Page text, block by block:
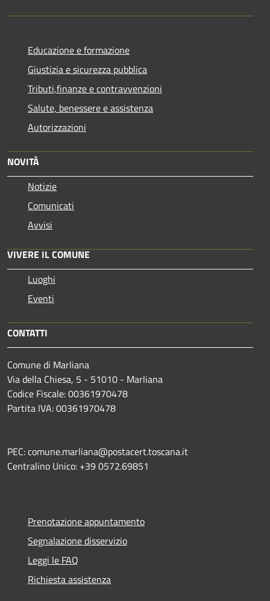
Educazione e formazione
Giustizia e sicurezza pubblica
Tributi,finanze e contravvenzioni
Salute, benessere e assistenza
Autorizzazioni
NOVITÀ
Notizie
Comunicati
Avvisi
VIVERE IL COMUNE
Luoghi
Eventi
CONTATTI
Comune di Marliana
Via della Chiesa, 5 - 51010 - Marliana
Codice Fiscale: 00361970478
Partita IVA: 00361970478
PEC: comune.marliana@postacert.toscana.it
Centralino Unico: +39 0572.69851
Prenotazione appuntamento
Segnalazione disservizio
Leggi le FAQ
Richiesta assistenza